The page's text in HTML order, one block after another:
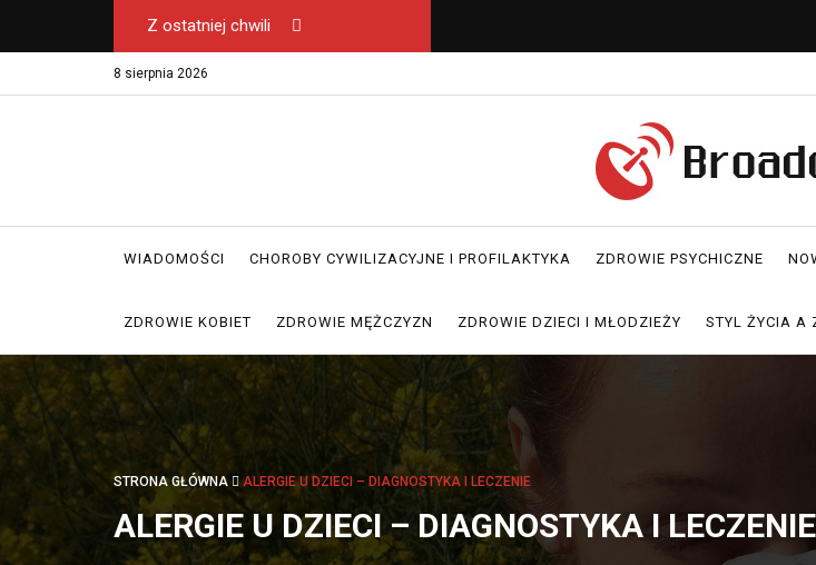
Z ostatniej chwili
8 sierpnia 2026
WIADOMOŚCI CHOROBY CYWILIZACYJNE I PROFILAKTYKA ZDROWIE PSYCHICZNE
ZDROWIE KOBIET ZDROWIE MĘŻCZYZN ZDROWIE DZIECI I MŁODZIEŻY STYL ŻYCIA A
STRONA GŁÓWNA ALERGIE U DZIECI – DIAGNOSTYKA I LECZENIE
ALERGIE U DZIECI – DIAGNOSTYKA I LECZENIE